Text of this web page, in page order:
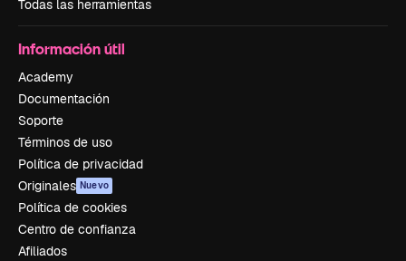
Todas las herramientas
Información útil
Academy
Documentación
Soporte
Términos de uso
Política de privacidad
Originales Nuevo
Política de cookies
Centro de confianza
Afiliados